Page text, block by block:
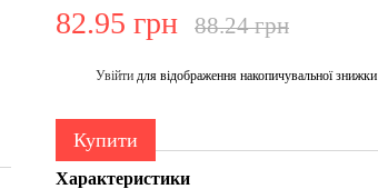
82.95 грн 88.24 грн
Увійти для відображення накопичувальної знижки
Купити
Характеристики